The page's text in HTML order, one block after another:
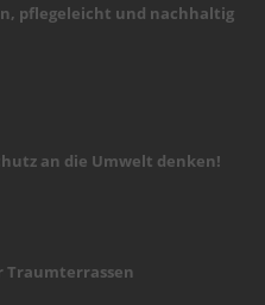
pflegeleicht und nachhaltig
an die Umwelt denken!
Traumterrassen